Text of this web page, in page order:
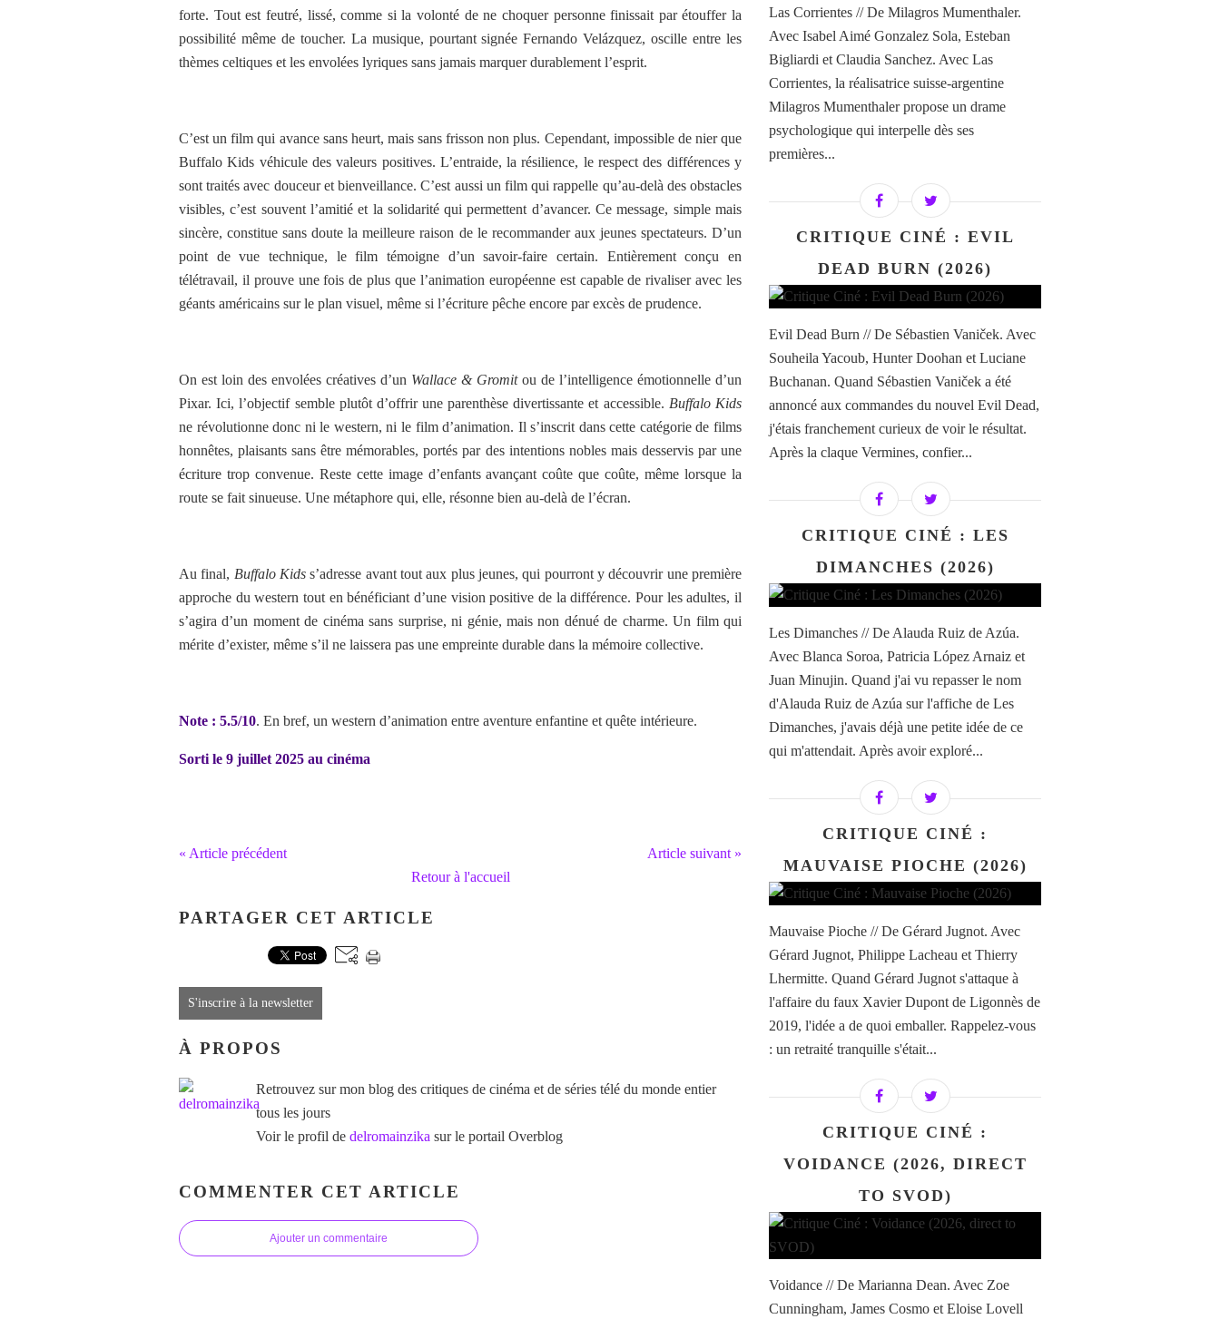
forte. Tout est feutré, lissé, comme si la volonté de ne choquer personne finissait par étouffer la
possibilité même de toucher. La musique, pourtant signée Fernando Velázquez, oscille entre les
thèmes celtiques et les envolées lyriques sans jamais marquer durablement l’esprit.
C’est un film qui avance sans heurt, mais sans frisson non plus. Cependant, impossible de nier que
Buffalo Kids véhicule des valeurs positives. L’entraide, la résilience, le respect des différences y
sont traités avec douceur et bienveillance. C’est aussi un film qui rappelle qu’au-delà des obstacles
visibles, c’est souvent l’amitié et la solidarité qui permettent d’avancer. Ce message, simple mais
sincère, constitue sans doute la meilleure raison de le recommander aux jeunes spectateurs. D’un
point de vue technique, le film témoigne d’un savoir-faire certain. Entièrement conçu en
télétravail, il prouve une fois de plus que l’animation européenne est capable de rivaliser avec les
géants américains sur le plan visuel, même si l’écriture pêche encore par excès de prudence.
On est loin des envolées créatives d’un Wallace & Gromit ou de l’intelligence émotionnelle d’un
Pixar. Ici, l’objectif semble plutôt d’offrir une parenthèse divertissante et accessible. Buffalo Kids
ne révolutionne donc ni le western, ni le film d’animation. Il s’inscrit dans cette catégorie de films
honnêtes, plaisants sans être mémorables, portés par des intentions nobles mais desservis par une
écriture trop convenue. Reste cette image d’enfants avançant coûte que coûte, même lorsque la
route se fait sinueuse. Une métaphore qui, elle, résonne bien au-delà de l’écran.
Au final, Buffalo Kidss’adresse avant tout aux plus jeunes, qui pourront y découvrir une première
approche du western tout en bénéficiant d’une vision positive de la différence. Pour les adultes, il
s’agira d’un moment de cinéma sans surprise, ni génie, mais non dénué de charme. Un film qui
mérite d’exister, même s’il ne laissera pas une empreinte durable dans la mémoire collective.
Note : 5.5/10. En bref, un western d’animation entre aventure enfantine et quête intérieure.
Sorti le 9 juillet 2025 au cinéma
« Article précédent
Article suivant »
Retour à l'accueil
PARTAGER CET ARTICLE
S'inscrire à la newsletter
À PROPOS
Retrouvez sur mon blog des critiques de cinéma et de séries télé du monde entier
tous les jours
Voir le profil de delromainzika sur le portail Overblog
COMMENTER CET ARTICLE
Ajouter un commentaire
Las Corrientes // De Milagros Mumenthaler.
Avec Isabel Aimé Gonzalez Sola, Esteban
Bigliardi et Claudia Sanchez. Avec Las
Corrientes, la réalisatrice suisse-argentine
Milagros Mumenthaler propose un drame
psychologique qui interpelle dès ses
premières...
CRITIQUE CINÉ : EVIL
DEAD BURN (2026)
Evil Dead Burn // De Sébastien Vaniček. Avec
Souheila Yacoub, Hunter Doohan et Luciane
Buchanan. Quand Sébastien Vaniček a été
annoncé aux commandes du nouvel Evil Dead,
j'étais franchement curieux de voir le résultat.
Après la claque Vermines, confier...
CRITIQUE CINÉ : LES
DIMANCHES (2026)
Les Dimanches // De Alauda Ruiz de Azúa.
Avec Blanca Soroa, Patricia López Arnaiz et
Juan Minujin. Quand j'ai vu repasser le nom
d'Alauda Ruiz de Azúa sur l'affiche de Les
Dimanches, j'avais déjà une petite idée de ce
qui m'attendait. Après avoir exploré...
CRITIQUE CINÉ :
MAUVAISE PIOCHE (2026)
Mauvaise Pioche // De Gérard Jugnot. Avec
Gérard Jugnot, Philippe Lacheau et Thierry
Lhermitte. Quand Gérard Jugnot s'attaque à
l'affaire du faux Xavier Dupont de Ligonnès de
2019, l'idée a de quoi emballer. Rappelez-vous
: un retraité tranquille s'était...
CRITIQUE CINÉ :
VOIDANCE (2026, DIRECT
TO SVOD)
Voidance // De Marianna Dean. Avec Zoe
Cunningham, James Cosmo et Eloise Lovell